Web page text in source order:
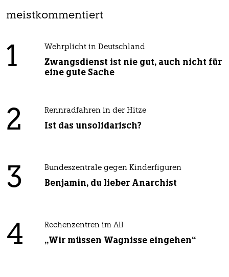
meistkommentiert
1 Wehrplicht in Deutschland
Zwangsdienst ist nie gut, auch nicht für
eine gute Sache
2 Rennradfahren in der Hitze
Ist das unsolidarisch?
3 Bundeszentrale gegen Kinderfiguren
Benjamin, du lieber Anarchist
4 Rechenzentren im All
„Wir müssen Wagnisse eingehen“